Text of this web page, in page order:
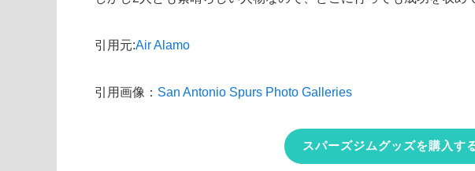
引用元:Air Alamo
引用画像： San Antonio Spurs Photo Galleries
スパーズジムグッズを購入す